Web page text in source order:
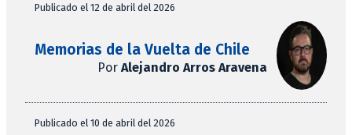
Publicado el 12 de abril del 2026
Memorias de la Vuelta de Chile
Por Alejandro Arros Aravena
Publicado el 10 de abril del 2026